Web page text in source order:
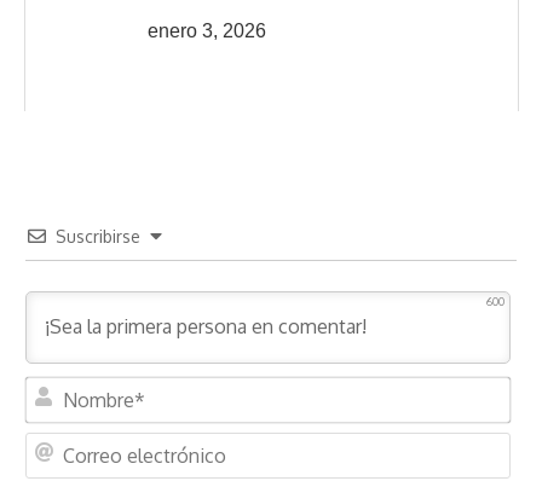
enero 3, 2026
Suscribirse
600
o
m
o